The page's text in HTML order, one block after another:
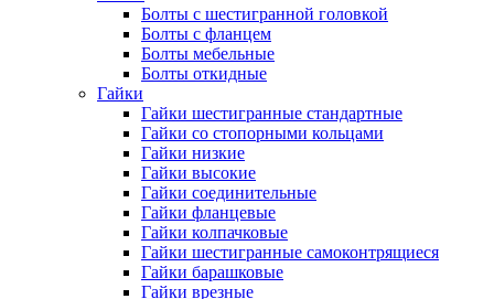
Болты с шестигранной головкой
Болты с фланцем
Болты мебельные
Болты откидные
Гайки
Гайки шестигранные стандартные
Гайки со стопорными кольцами
Гайки низкие
Гайки высокие
Гайки соединительные
Гайки фланцевые
Гайки колпачковые
Гайки шестигранные самоконтрящиеся
Гайки барашковые
Гайки врезные